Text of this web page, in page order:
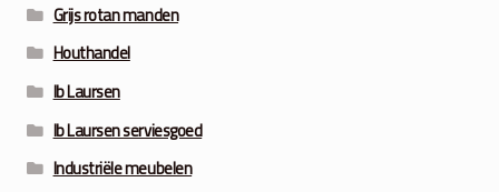
Grijs rotan manden
Houthandel
Ib Laursen
Ib Laursen serviesgoed
Industriële meubelen